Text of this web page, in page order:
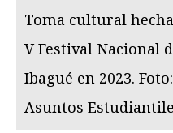
Toma cultural
V Festival Nacional
Ibagué en 2023.
Asuntos